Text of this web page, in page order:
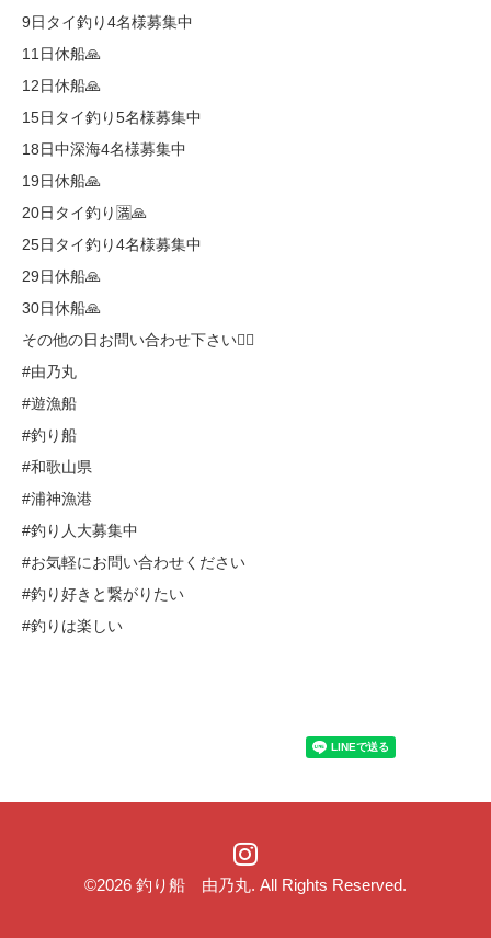
9日タイ釣り4名様募集中
11日休船🙏
12日休船🙏
15日タイ釣り5名様募集中
18日中深海4名様募集中
19日休船🙏
20日タイ釣り🈵🙏
25日タイ釣り4名様募集中
29日休船🙏
30日休船🙏
その他の日お問い合わせ下さい🙇‍♂️
#由乃丸
#遊漁船
#釣り船
#和歌山県
#浦神漁港
#釣り人大募集中
#お気軽にお問い合わせください
#釣り好きと繋がりたい
#釣りは楽しい
©2026 釣り船 由乃丸. All Rights Reserved.